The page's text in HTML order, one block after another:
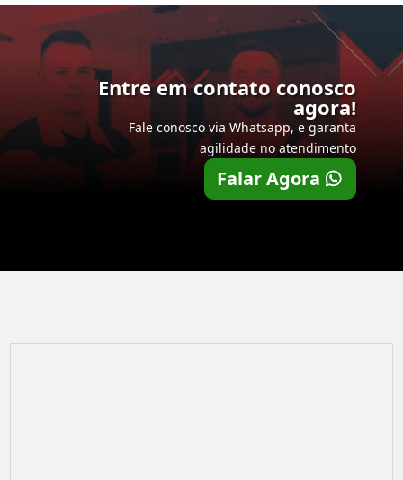
Entre em contato conosco
agora!
Fale conosco via Whatsapp, e garanta
agilidade no atendimento
Falar Agora